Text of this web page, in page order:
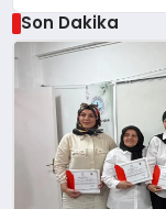
Son Dakika